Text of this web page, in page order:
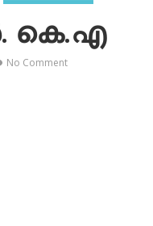
കെ.എ
No Comment